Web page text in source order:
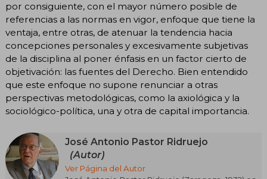
por consiguiente, con el mayor número posible de
referencias a las normas en vigor, enfoque que tiene la
ventaja, entre otras, de atenuar la tendencia hacia
concepciones personales y excesivamente subjetivas
de la disciplina al poner énfasis en un factor cierto de
objetivación: las fuentes del Derecho. Bien entendido
que este enfoque no supone renunciar a otras
perspectivas metodológicas, como la axiológica y la
sociológico-política, una y otra de capital importancia.
José Antonio Pastor Ridruejo
(Autor)
Ver Página del Autor